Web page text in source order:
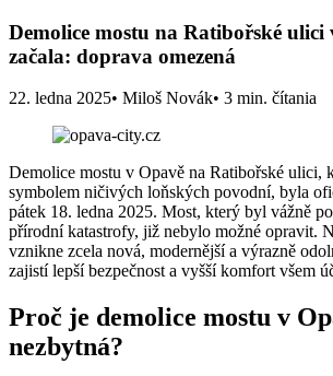
Demolice mostu na Ratibořské ulici
začala: doprava omezená
22. ledna 2025• Miloš Novák• 3 min. čítania
Demolice mostu v Opavě na Ratibořské ulici,
symbolem ničivých loňských povodní, byla
pátek 18. ledna 2025. Most, který byl vážně
přírodní katastrofy, již nebylo možné opravit.
vznikne zcela nová, modernější a výrazně
zajistí lepší bezpečnost a vyšší komfort všem
Proč je demolice mostu v
nezbytná?